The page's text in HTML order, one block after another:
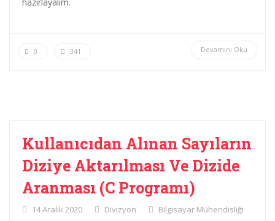
Devamını Oku
0 341
Kullanıcıdan Alınan Sayıların
Diziye Aktarılması Ve Dizide
Aranması (C Programı)
14 Aralık 2020 Divizyon Bilgisayar Mühendisliği